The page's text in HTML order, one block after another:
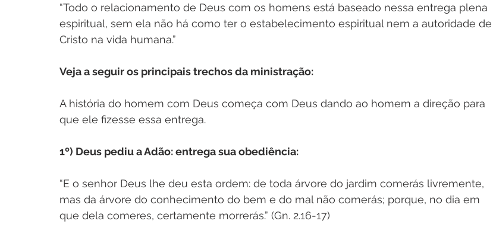
“Todo o relacionamento de Deus com os homens está baseado nessa entrega plena
espiritual, sem ela não há como ter o estabelecimento espiritual nem a autoridade de
Cristo na vida humana.”
Veja a seguir os principais trechos da ministração:
A história do homem com Deus começa com Deus dando ao homem a direção para
que ele fizesse essa entrega.
1º) Deus pediu a Adão: entrega sua obediência:
“E o senhor Deus lhe deu esta ordem: de toda árvore do jardim comerás livremente,
mas da árvore do conhecimento do bem e do mal não comerás; porque, no dia em
que dela comeres, certamente morrerás.” (Gn. 2.16-17)